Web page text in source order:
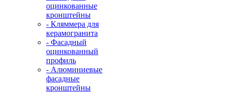
оцинкованные
кронштейны
- Кляммера для
керамогранита
- Фасадный
оцинкованный
профиль
- Алюминиевые
фасадные
кронштейны